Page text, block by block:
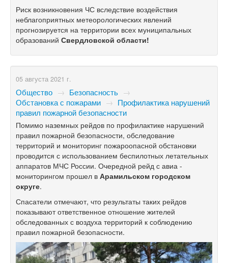
Риск возникновения ЧС вследствие воздействия
неблагоприятных метеорологических явлений
прогнозируется на территории всех муниципальных
образований Свердловской области!
05 августа 2021 г.
Общество → Безопасность →
Обстановка с пожарами → Профилактика нарушений
правил пожарной безопасности
Помимо наземных рейдов по профилактике нарушений
правил пожарной безопасности, обследование
территорий и мониторинг пожароопасной обстановки
проводится с использованием беспилотных летательных
аппаратов МЧС России. Очередной рейд с авиа -
мониторингом прошел в Арамильском городском
округе.
Спасатели отмечают, что результаты таких рейдов
показывают ответственное отношение жителей
обследованных с воздуха территорий к соблюдению
правил пожарной безопасности.